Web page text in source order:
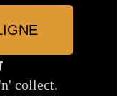
collect.